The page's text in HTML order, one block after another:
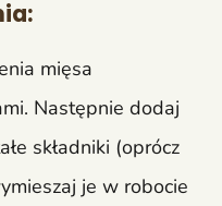
mięsa
Następnie dodaj
składniki (oprócz
je w robocie